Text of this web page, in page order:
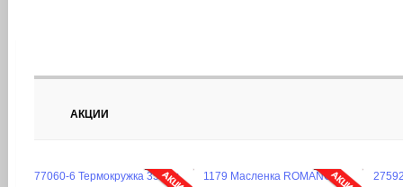
АКЦИИ
77060-6 Термокружка 350мл
1179 Масленка ROMANCE,